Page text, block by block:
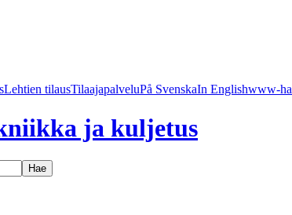
Lehtien tilausTilaajapalveluPå SvenskaIn Englishwww-
ja kuljetus